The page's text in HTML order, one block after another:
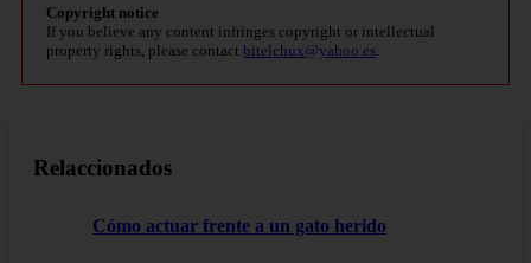
Copyright notice
If you believe any content infringes copyright or intellectual
property rights, please contact bitelchux@yahoo.es.
Relaccionados
Cómo actuar frente a un gato herido